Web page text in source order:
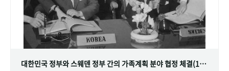
대한민국 정부와 스웨덴 정부 간의 가족계획 분야 협정 체결(1968.07.12)